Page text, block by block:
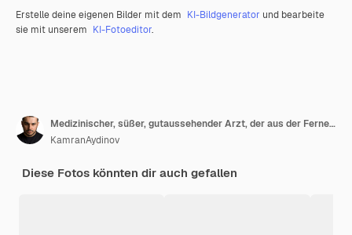
Erstelle deine eigenen Bilder mit dem KI-Bildgenerator und bearbeite
sie mit unserem KI-Fotoeditor.
Medizinischer, süßer, gutaussehender Arzt, der aus der Ferne im Laborkittel am Computer arbeitet, schockiert, als er auf Video spricht
KamranAydinov
Diese Fotos könnten dir auch gefallen